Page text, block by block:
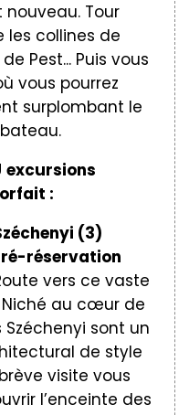
Tour
les collines de
Pest... Puis vous
vous pourrez
surplombant le
excursions
:
(3)
réservation
vers ce vaste
au cœur de
sont un
de style
visite vous
l’enceinte des